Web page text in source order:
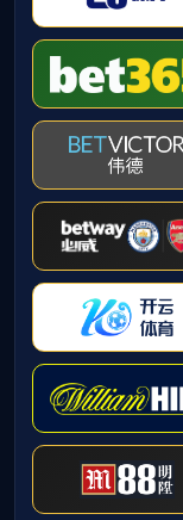
培养动态